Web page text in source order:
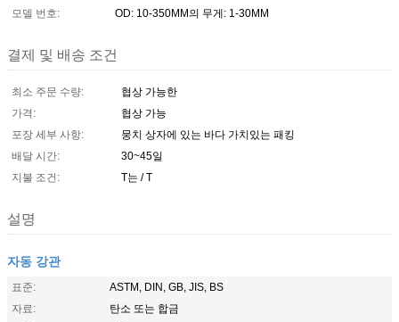
모델 번호:
OD: 10-350MM의 무게: 1-30MM
결제 및 배송 조건
최소 주문 수량:
협상 가능한
가격:
협상 가능
포장 세부 사항:
뭉치 상자에 있는 바다 가치있는 패킹
배달 시간:
30~45일
지불 조건:
T는 / T
설명
자동 강관
표준:
ASTM, DIN, GB, JIS, BS
자료:
탄소 또는 합금